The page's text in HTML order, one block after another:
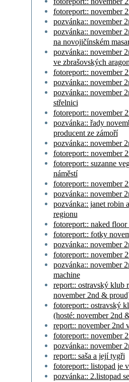
fotoreport:: november
pozvánka:: november
pozvánka:: november
na novojičínském
pozvánka:: november
ve zbrašovských
fotoreport:: november
pozvánka:: november
pozvánka:: november
střelnici
fotoreport:: november
pozvánka:: řady
producent ze zámoří
pozvánka:: november
fotoreport:: november
fotoreport:: suzanne
náměstí
fotoreport:: november
pozvánka:: november
pozvánka:: janet robin
regionu
fotoreport:: naked
fotoreport:: fotky
pozvánka:: november
fotoreport:: november
pozvánka:: november
machine
report:: ostravský klub
november 2nd &
fotoreport:: ostravský
(hosté: november 2nd
report:: november 2nd
fotoreport:: november
pozvánka:: november
report:: saša a její tygři
fotoreport:: listopad je
pozvánka:: 2.listopad